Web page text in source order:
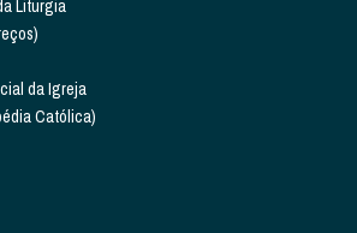
Liturgia
da Igreja
Católica)